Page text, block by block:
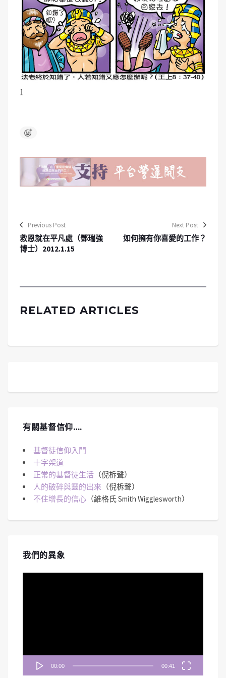
1
Previous Post
救恩就在平凡處（鄧瑞強
博士）2012.1.15
Next Post
如何擁有你喜愛的工作？
RELATED ARTICLES
有關基督信仰….
基督徒信仰入門
十字架道
正常的基督徒生活 （倪柝聲）
人的破碎與靈的出來 （倪柝聲）
不住增長的信心 （維格氏 Smith Wigglesworth）
我們的異象
00:00 00:41